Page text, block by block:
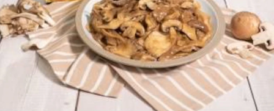
多國料理
料理種類
家樂牌濃湯寶
家樂牌雞汁
家樂牌快熟通心粉
愛環境食材食譜
愛環境食材篩選條件